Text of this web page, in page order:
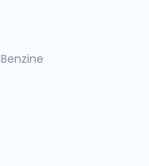
Benzine